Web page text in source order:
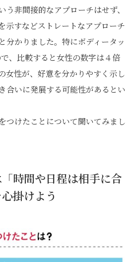
う非間接的なアプローチはせず、
示すなどストレートなアプローチ
分かりました。特にボディータッ
、比較すると女性の数字は４倍
女性が、好意を分かりやすく示し
合いに発展する可能性があるとい
つけたことについて聞いてみまし
時間や日程は相手に合
掛けよう